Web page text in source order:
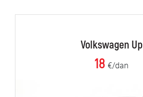
Volkswagen Up
18 €/dan